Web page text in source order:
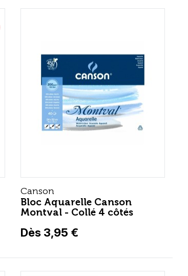
Canson
Bloc Aquarelle Canson
Montval - Collé 4 côtés
Dès 3,95 €